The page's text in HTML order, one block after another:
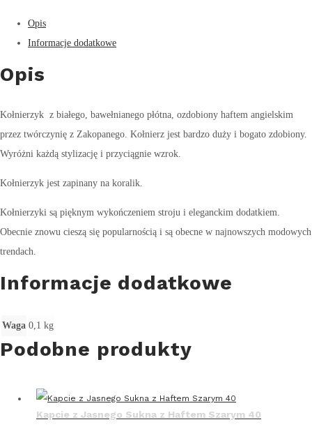
Opis
Informacje dodatkowe
Opis
Kołnierzyk z białego, bawełnianego płótna, ozdobiony haftem angielskim
przez twórczynię z Zakopanego. Kołnierz jest bardzo duży i bogato zdobiony.
Wyróżni każdą stylizację i przyciągnie wzrok.
Kołnierzyk jest zapinany na koralik.
Kołnierzyki są pięknym wykończeniem stroju i eleganckim dodatkiem.
Obecnie znowu cieszą się popularnością i są obecne w najnowszych modowych
trendach.
Informacje dodatkowe
Waga 0,1 kg
Podobne produkty
Kapcie z Jasnego Sukna z Haftem Szarym 40